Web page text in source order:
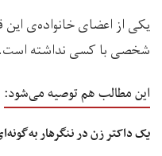
یکی از اعضای خانواده‌ی
شخصی با کسی نداشته است.
این مطالب هم توصیه می‌شود:
یک داکتر زن در ننگرهار